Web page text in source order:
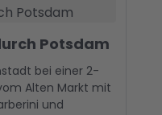
Potsdam
bei einer 2-
Alten Markt mit
und